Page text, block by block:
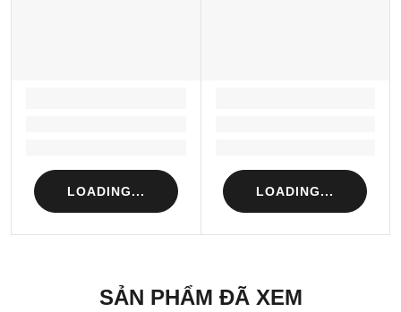
LOADING... LOADING...
SẢN PHẨM ĐÃ XEM